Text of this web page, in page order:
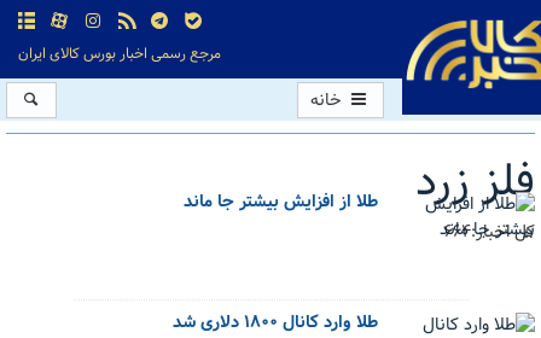
مرجع رسمی اخبار بورس کالای ایران
خانه
فلز زرد
کل اخبار:664
طلا از افزایش بیشتر جا ماند
طلا وارد کانال ۱۸۰۰ دلاری شد